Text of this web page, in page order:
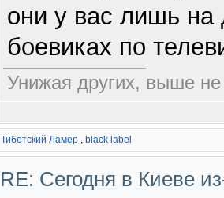
они у вас лишь
боевиках по
Унижая других, выше
Тибетский Ламер , black label
RE: Сегодня в Киеве